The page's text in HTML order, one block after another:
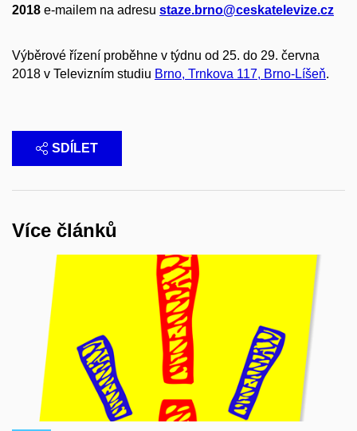
2018 e-mailem na adresu staze.brno@ceskatelevize.cz
Výběrové řízení proběhne v týdnu od 25. do 29. června
2018 v Televizním studiu Brno, Trnkova 117, Brno-Líšeň.
SDÍLET
Více článků